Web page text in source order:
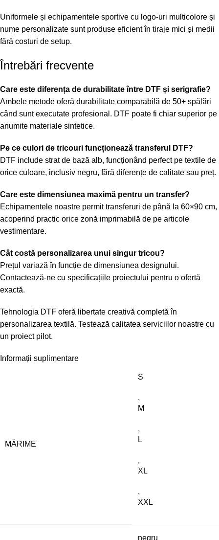
Uniformele și echipamentele sportive cu logo-uri multicolore și
nume personalizate sunt produse eficient în tiraje mici și medii
fără costuri de setup.
Întrebări frecvente
Care este diferența de durabilitate între DTF și serigrafie?
Ambele metode oferă durabilitate comparabilă de 50+ spălări
când sunt executate profesional. DTF poate fi chiar superior pe
anumite materiale sintetice.
Pe ce culori de tricouri funcționează transferul DTF?
DTF include strat de bază alb, funcționând perfect pe textile de
orice culoare, inclusiv negru, fără diferențe de calitate sau preț.
Care este dimensiunea maximă pentru un transfer?
Echipamentele noastre permit transferuri de până la 60×90 cm,
acoperind practic orice zonă imprimabilă de pe articole
vestimentare.
Cât costă personalizarea unui singur tricou?
Prețul variază în funcție de dimensiunea designului.
Contactează-ne cu specificațiile proiectului pentru o ofertă
exactă.
Tehnologia DTF oferă libertate creativă completă în
personalizarea textilă. Testează calitatea serviciilor noastre cu
un proiect pilot.
Informații suplimentare
MĂRIME
S
,
M
,
L
,
XL
,
XXL
negru